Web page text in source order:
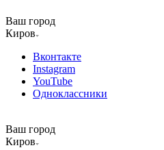
Ваш город
Киров
Вконтакте
Instagram
YouTube
Одноклассники
Ваш город
Киров